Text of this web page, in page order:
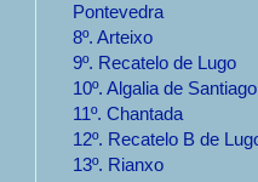
Pontevedra
8º. Arteixo
9º. Recatelo de Lugo
10º. Algalia de Santiago
11º. Chantada
12º. Recatelo B de
13º. Rianxo